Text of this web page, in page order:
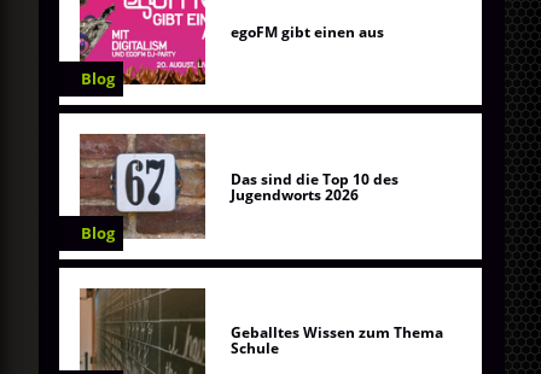
Blog
egoFM gibt einen aus
Blog
Das sind die Top 10 des
Jugendworts 2026
Geballtes Wissen zum Thema
Schule